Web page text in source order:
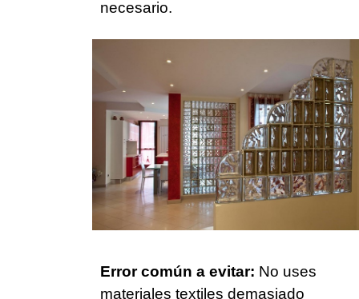
necesario.
Error común a evitar: No uses
materiales textiles demasiado